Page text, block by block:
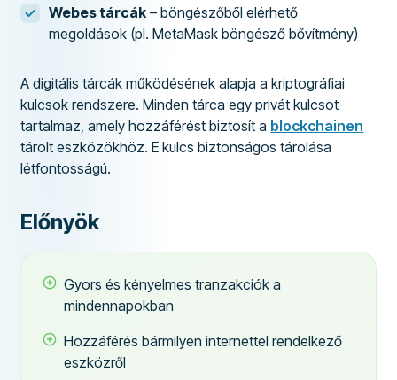
Webes tárcák – böngészőből elérhető
megoldások (pl. MetaMask böngésző bővítmény)
A digitális tárcák működésének alapja a kriptográfiai
kulcsok rendszere. Minden tárca egy privát kulcsot
tartalmaz, amely hozzáférést biztosít a blockchainen
tárolt eszközökhöz. E kulcs biztonságos tárolása
létfontosságú.
Előnyök
Gyors és kényelmes tranzakciók a
mindennapokban
Hozzáférés bármilyen internettel rendelkező
eszközről